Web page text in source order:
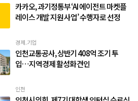
카카오, 과기정통부 ‘AI 에이전트 마켓플
레이스 개발 지원 사업’ 수행자로 선정
경제.기업
인천교통공사, 상반기 408억 조기 투
입…지역경제 활성화 견인
인천